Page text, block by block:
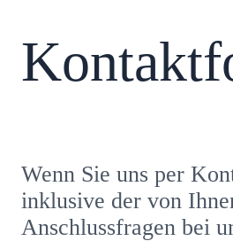
Wenn Sie uns per
inklusive der von
Anschlussfragen bei